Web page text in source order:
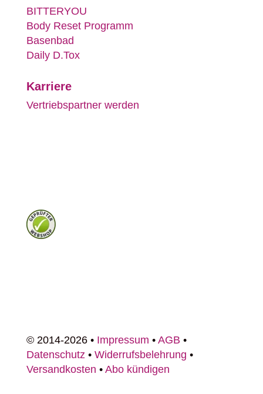
BITTERYOU
Body Reset Programm
Basenbad
Daily D.Tox
Karriere
Vertriebspartner werden
© 2014-2026 • Impressum • AGB •
Datenschutz• Widerrufsbelehrung •
Versandkosten • Abo kündigen